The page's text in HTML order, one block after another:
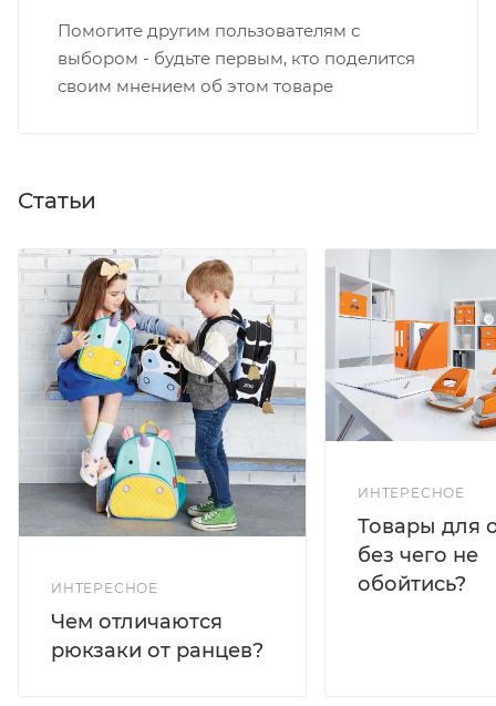
Помогите другим пользователям с
выбором - будьте первым, кто поделится
своим мнением об этом товаре
Статьи
ИНТЕРЕСНОЕ
Чем отличаются
рюкзаки от ранцев?
ИНТЕРЕСНОЕ
Товары для
без чего не
обойтись?